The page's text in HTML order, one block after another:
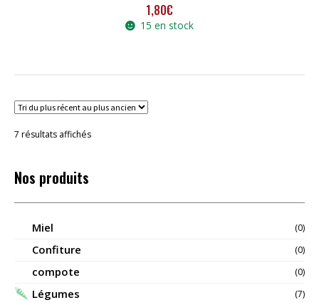
1,80€
15 en stock
7 résultats affichésTrié
ancien
Nos produits
Miel (0)
Confiture (0)
compote (0)
Légumes (7)